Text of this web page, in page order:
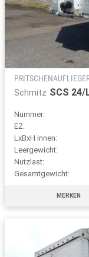
Schmitz SCS 24/
Nummer:
EZ:
LxBxH innen:
Leergewicht:
Nutzlast:
Gesamtgewicht:
MERKEN